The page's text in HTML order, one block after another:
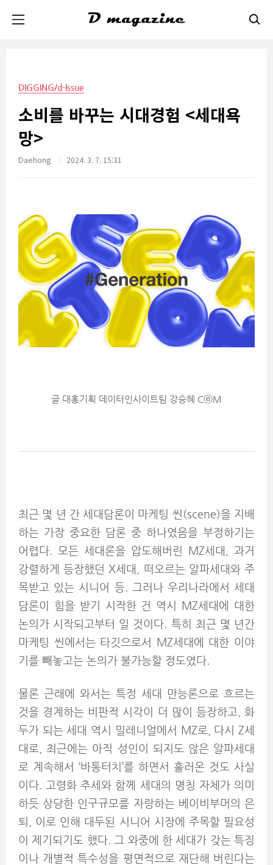
DIGGING/d-Issue
소비를 바꾸는 시대경험 <세대욕
망>
Daehong 2024. 3. 7. 15:31
글 대홍기획 데이터인사이트팀 강승혜 CⓔM
최근 몇 년 간 세대담론이 마케팅 씬(scene)을 지배
하는 가장 중요한 담론 중 하나였음을 부정하기는
어렵다. 모든 세대론을 압도해버린 MZ세대, 과거
강렬하게 등장했던 X세대, 떠오르는 알파세대와 주
목받고 있는 시니어 등. 그러나 우리나라에서 세대
담론이 힘을 받기 시작한 건 역시 MZ세대에 대한
논의가 시작되고부터 일 것이다. 특히 최근 몇 년간
마케팅 씬에서는 타깃으로서 MZ세대에 대한 이야
기를 빼놓고는 논의가 불가능할 정도였다.
물론 근래에 와서는 특정 세대 만능론으로 흐르는
것을 경계하는 비판적 시각이 더 많이 등장하고, 화
두가 되는 세대 역시 밀레니얼에서 MZ로, 다시 Z세
대로, 최근에는 아직 성인이 되지도 않은 알파세대
로 계속해서 ‘바통터치’를 하면서 흘러온 것도 사실
이다. 고령화 추세와 함께 세대의 명칭 자체가 의미
하듯 상당한 인구규모를 자랑하는 베이비부머의 은
퇴, 이로 인해 대두된 시니어 시장에 주목할 필요성
이 제기되기도 했다. 그 와중에 한 세대가 갖는 특징
이나 개별적 특수성을 평면적으로 재단해 버린다는